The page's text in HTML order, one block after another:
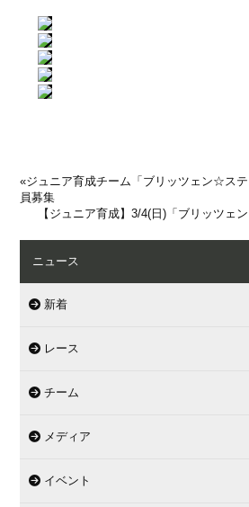
«ジュニア育成チーム「ブリッツェン☆ス
員募集
【ジュニア育成】3/4(日)「ブリッツェ
ニュース
新着
レース
チーム
メディア
イベント